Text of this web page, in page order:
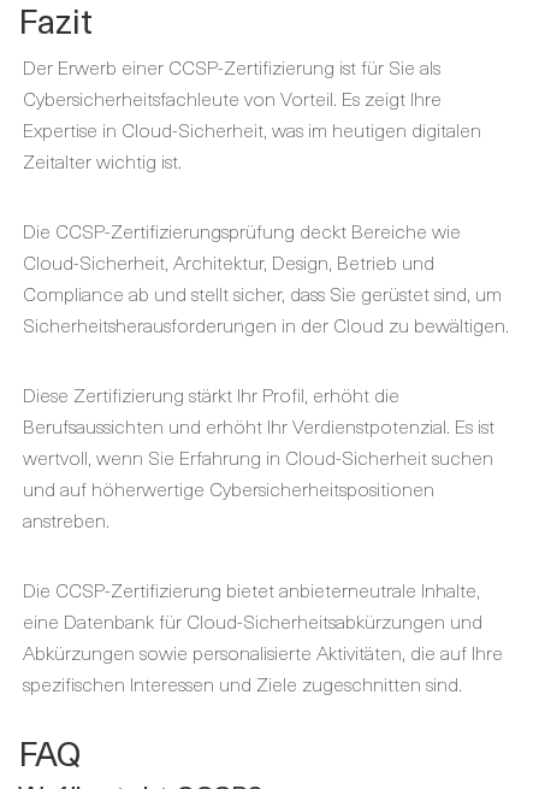
Fazit
Der Erwerb einer CCSP-Zertifizierung ist für Sie als
Cybersicherheitsfachleute von Vorteil. Es zeigt Ihre
Expertise in Cloud-Sicherheit, was im heutigen digitalen
Zeitalter wichtig ist.
Die CCSP-Zertifizierungsprüfung deckt Bereiche wie
Cloud-Sicherheit, Architektur, Design, Betrieb und
Compliance ab und stellt sicher, dass Sie gerüstet sind, um
Sicherheitsherausforderungen in der Cloud zu bewältigen.
Diese Zertifizierung stärkt Ihr Profil, erhöht die
Berufsaussichten und erhöht Ihr Verdienstpotenzial. Es ist
wertvoll, wenn Sie Erfahrung in Cloud-Sicherheit suchen
und auf höherwertige Cybersicherheitspositionen
anstreben.
Die CCSP-Zertifizierung bietet anbieterneutrale Inhalte,
eine Datenbank für Cloud-Sicherheitsabkürzungen und
Abkürzungen sowie personalisierte Aktivitäten, die auf Ihre
spezifischen Interessen und Ziele zugeschnitten sind.
FAQ